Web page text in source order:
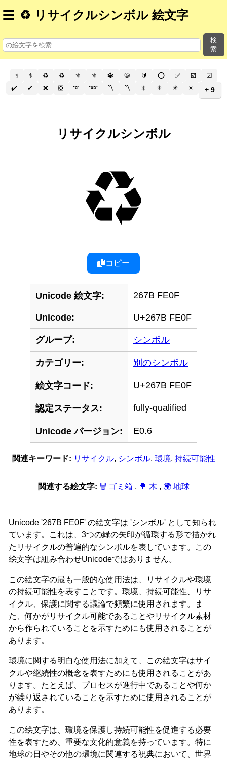
☰ ♻️ リサイクルシンボル 絵文字
検
索
⚕️ ⚕ ♻️ ♻ ⚜️ ⚜ 🔱 📛 🔰 ⭕ ✅ ☑️
☑
✔️
✔ ❌ ❎ ➰ ➿ 〽️ 〽 ✳️ ✳ ✴️ ✴ + 9
リサイクルシンボル
♻️
コピー
Unicode 絵文字: 267B FE0F
Unicode: U+267B FE0F
グループ: シンボル
カテゴリー: 別のシンボル
絵文字コード: U+267B FE0F
認定ステータス: fully-qualified
Unicode バージョン: E0.6
関連キーワード: リサイクル, シンボル, 環境, 持続可能性
関連する絵文字: 🗑 ゴミ箱 , 🌳 木 , 🌍 地球
Unicode '267B FE0F' の絵文字は 'シンボル' として知られ
ています。これは、3つの緑の矢印が循環する形で描かれ
たリサイクルの普遍的なシンボルを表しています。この
絵文字は組み合わせUnicodeではありません。
この絵文字の最も一般的な使用法は、リサイクルや環境
の持続可能性を表すことです。環境、持続可能性、リサ
イクル、保護に関する議論で頻繁に使用されます。ま
た、何かがリサイクル可能であることやリサイクル素材
から作られていることを示すためにも使用されることが
あります。
環境に関する明白な使用法に加えて、この絵文字はサイ
クルや継続性の概念を表すためにも使用されることがあ
ります。たとえば、プロセスが進行中であることや何か
が繰り返されていることを示すために使用されることが
あります。
この絵文字は、環境を保護し持続可能性を促進する必要
性を表すため、重要な文化的意義を持っています。特に
地球の日やその他の環境に関連する祝典において、世界